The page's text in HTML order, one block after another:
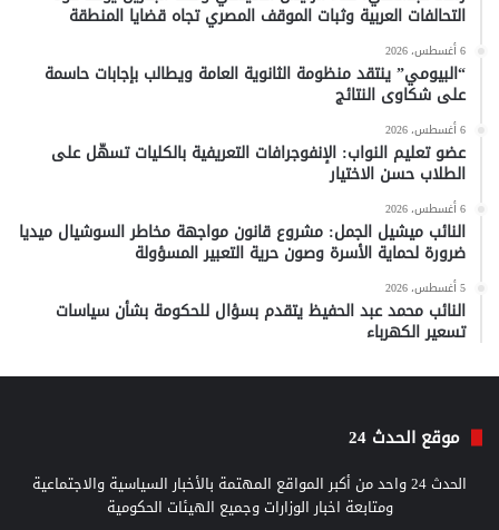
التحالفات العربية وثبات الموقف المصري تجاه قضايا المنطقة
6 أغسطس، 2026
“البيومي” ينتقد منظومة الثانوية العامة ويطالب بإجابات حاسمة
على شكاوى النتائج
6 أغسطس، 2026
عضو تعليم النواب: الإنفوجرافات التعريفية بالكليات تسهّل على
الطلاب حسن الاختيار
6 أغسطس، 2026
النائب ميشيل الجمل: مشروع قانون مواجهة مخاطر السوشيال ميديا
ضرورة لحماية الأسرة وصون حرية التعبير المسؤولة
5 أغسطس، 2026
النائب محمد عبد الحفيظ يتقدم بسؤال للحكومة بشأن سياسات
تسعير الكهرباء
موقع الحدث 24
الحدث 24 واحد من أكبر المواقع المهتمة بالأخبار السياسية والاجتماعية
ومتابعة اخبار الوزارات وجميع الهيئات الحكومية